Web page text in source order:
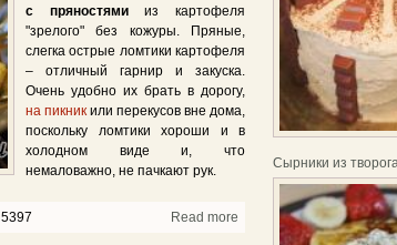
с пряностямииз картофеля
"зрелого" без кожуры. Пряные,
слегка острые ломтики картофеля
– отличный гарнир и закуска.
Очень удобно их брать в дорогу,
на пикник или перекусов вне дома,
поскольку ломтики хороши и в
холодном виде и, что
немаловажно, не пачкают рук.
5397 Read more about Запечённый
Сырники из